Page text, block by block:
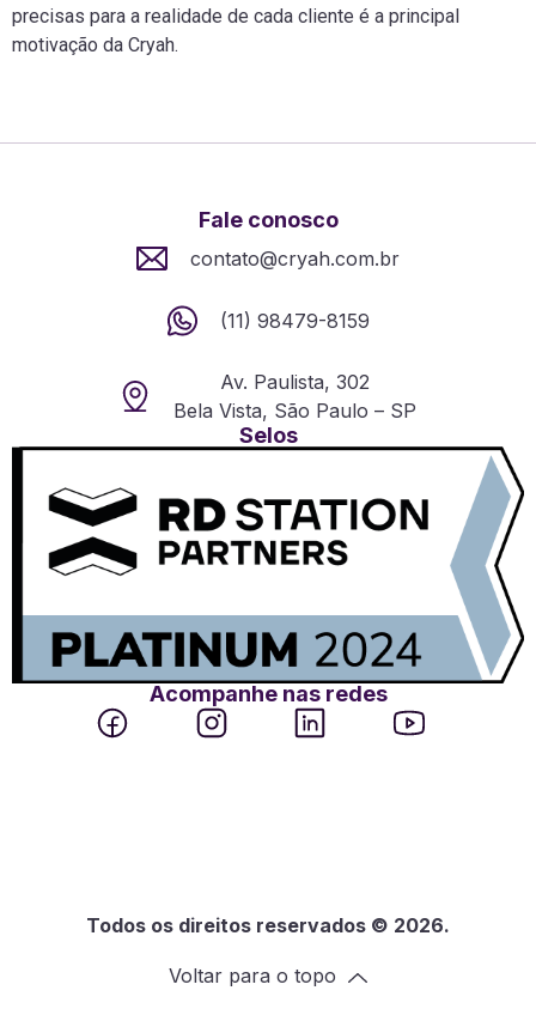
precisas para a realidade de cada cliente é a principal
motivação da Cryah.
Fale conosco
contato@cryah.com.br
(11) 98479-8159
Av. Paulista, 302
Bela Vista, São Paulo – SP
Selos
Acompanhe nas redes
Todos os direitos reservados © 2026.
Voltar para o topo